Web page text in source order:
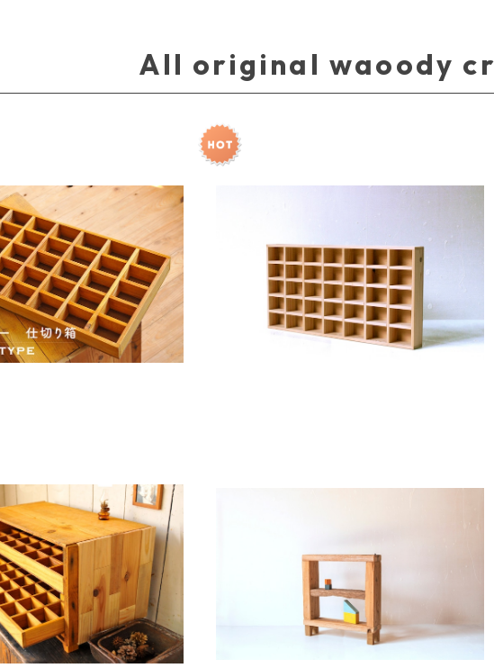
All original waoody
木製【仕切り箱・標本箱・収
納箱】
¥6,400
着色なし 木製 【仕切り箱・標本箱・収納箱】
¥5,500
箱（標本箱）収納棚
¥18,000
【木製】脚付き おしゃれ棚 流木板のナチュラ
ルインテリア家具（雑貨付き）【流木板・古材
作品シリーズ】
¥3,800